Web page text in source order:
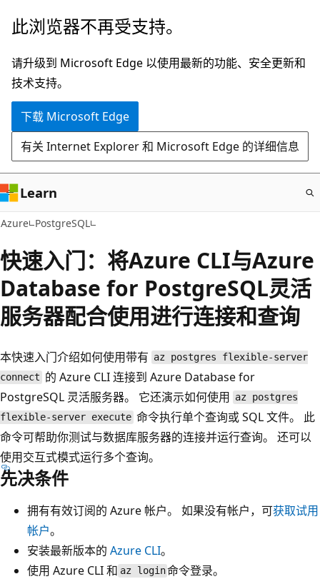
跳
主
要
内
此浏览器不再受支持。
请升级到 Microsoft Edge 以使用最新的功能、安全更新和
技术支持。
下载 Microsoft Edge
有关 Internet Explorer 和 Microsoft Edge 的详细信息
Learn
Azure PostgreSQL
快速入门：将Azure CLI与Azure
Database for PostgreSQL灵活
服务器配合使用进行连接和查询
本快速入门介绍如何使用带有 az postgres flexible-server
connect 的 Azure CLI 连接到 Azure Database for
PostgreSQL 灵活服务器。 它还演示如何使用 az postgres
flexible-server execute 命令执行单个查询或 SQL 文件。 此
命令可帮助你测试与数据库服务器的连接并运行查询。 还可以
使用交互式模式运行多个查询。
先决条件
拥有有效订阅的 Azure 帐户。 如果没有帐户，可获取试用
帐户。
安装最新版本的 Azure CLI。
使用 Azure CLI 和 az login命令登录。